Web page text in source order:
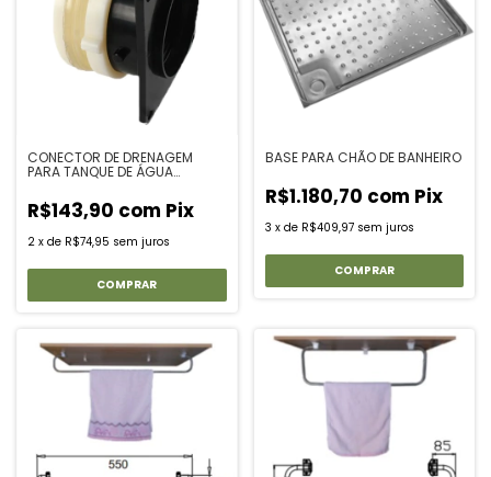
CONECTOR DE DRENAGEM
PARA TANQUE DE ÁGUA
R$143,90 com Pix
2 x de R$74,95 sem juros
BASE PARA CHÃO DE BANHEIRO
R$1.180,70 com Pix
3 x de R$409,97 sem juros